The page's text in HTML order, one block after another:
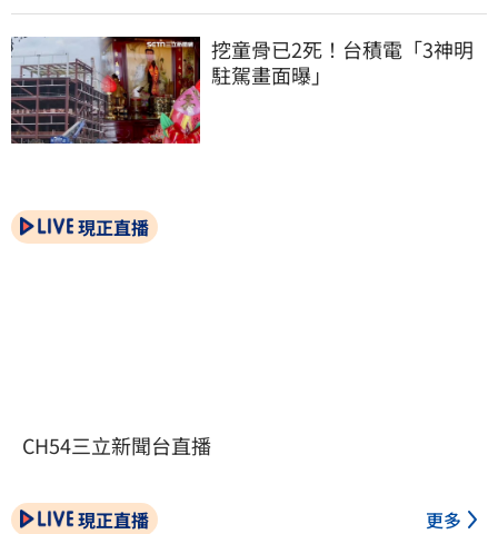
挖童骨已2死！台積電「3神明
駐駕畫面曝」
現正直播
CH54三立新聞台直播
現正直播 更多